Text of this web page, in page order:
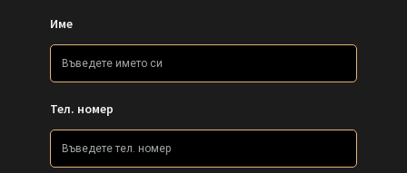
Име
Тел. номер